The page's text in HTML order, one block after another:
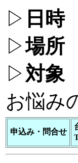
▷ 日時
▷場所
▷対象
お悩み
申込み・問合せ